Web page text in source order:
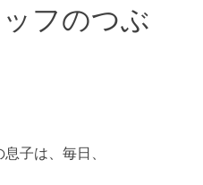
フのつぶ
子は、毎日、